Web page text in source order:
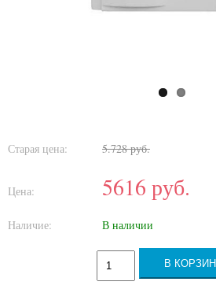
Старая цена: 5.728руб.
Цена: 5616 руб.
Наличие: В наличии